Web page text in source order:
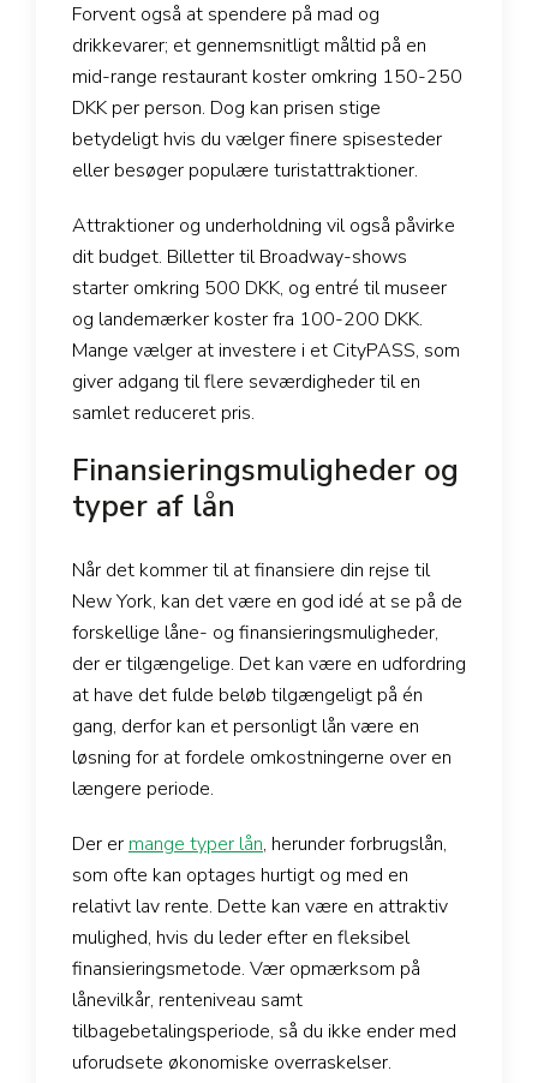
Forvent også at spendere på mad og
drikkevarer; et gennemsnitligt måltid på en
mid-range restaurant koster omkring 150-250
DKK per person. Dog kan prisen stige
betydeligt hvis du vælger finere spisesteder
eller besøger populære turistattraktioner.
Attraktioner og underholdning vil også påvirke
dit budget. Billetter til Broadway-shows
starter omkring 500 DKK, og entré til museer
og landemærker koster fra 100-200 DKK.
Mange vælger at investere i et CityPASS, som
giver adgang til flere seværdigheder til en
samlet reduceret pris.
Finansieringsmuligheder og
typer af lån
Når det kommer til at finansiere din rejse til
New York, kan det være en god idé at se på de
forskellige låne- og finansieringsmuligheder,
der er tilgængelige. Det kan være en udfordring
at have det fulde beløb tilgængeligt på én
gang, derfor kan et personligt lån være en
løsning for at fordele omkostningerne over en
længere periode.
Der er mange typer lån, herunder forbrugslån,
som ofte kan optages hurtigt og med en
relativt lav rente. Dette kan være en attraktiv
mulighed, hvis du leder efter en fleksibel
finansieringsmetode. Vær opmærksom på
lånevilkår, renteniveau samt
tilbagebetalingsperiode, så du ikke ender med
uforudsete økonomiske overraskelser.